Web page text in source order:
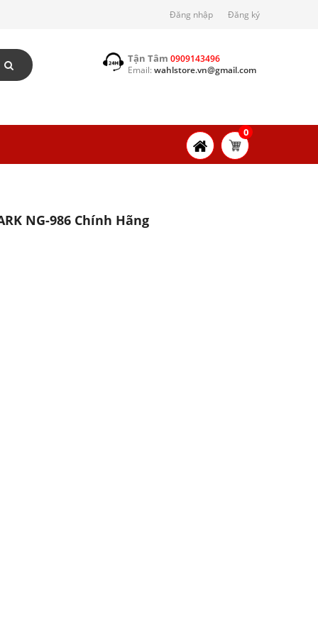
Đăng nhập Đăng ký
Tận Tâm 0909143496
Email: wahlstore.vn@gmail.com
0
NG-986 Chính Hãng